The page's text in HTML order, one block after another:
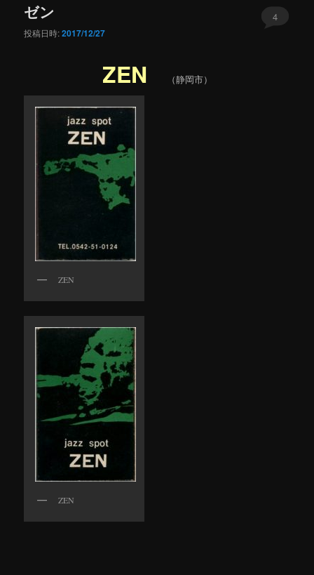
ゼン
投稿日時:2017/12/27
4
ZEN （静岡市）
ZEN
ZEN